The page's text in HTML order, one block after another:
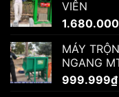
VIÊN
1.680.000
MÁY
NGANG
999.999₫